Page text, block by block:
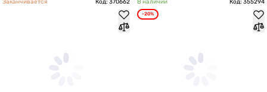
Заканчивается Код: 370662 В наличии Код: 355294
-20%